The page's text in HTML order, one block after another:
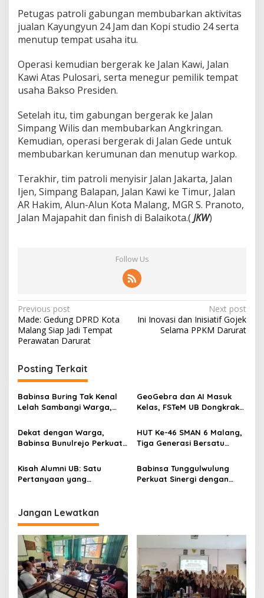
Petugas patroli gabungan membubarkan aktivitas
jualan Kayungyun 24 Jam dan Kopi studio 24 serta
menutup tempat usaha itu.
Operasi kemudian bergerak ke Jalan Kawi, Jalan
Kawi Atas Pulosari, serta menegur pemilik tempat
usaha Bakso Presiden.
Setelah itu, tim gabungan bergerak ke Jalan
Simpang Wilis dan membubarkan Angkringan.
Kemudian, operasi bergerak di Jalan Gede untuk
membubarkan kerumunan dan menutup warkop.
Terakhir, tim patroli menyisir Jalan Jakarta, Jalan
Ijen, Simpang Balapan, Jalan Kawi ke Timur, Jalan
AR Hakim, Alun-Alun Kota Malang, MGR S. Pranoto,
Jalan Majapahit dan finish di Balaikota.( JKW)
Follow Us
P
o
s
t
n
a
v
i
g
t
o
n
Previous post
Made: Gedung DPRD Kota
Malang Siap Jadi Tempat
Perawatan Darurat
Next post
Ini Inovasi dan Inisiatif Gojek
Selama PPKM Darurat
Posting Terkait
Babinsa Buring Tak Kenal
Lelah Sambangi Warga,
Jaga Kamtibmas
GeoGebra dan AI Masuk
Kelas, FSTeM UB Dongkrak
SMAN 1 Krembung
Dekat dengan Warga,
Babinsa Bunulrejo Perkuat
HUT Ke-46 SMAN 6 Malang,
Tiga Generasi Bersatu
Kebersamaan, ini Kata
Untari
Kisah Alumni UB: Satu
Pertanyaan yang
Babinsa Tunggulwulung
Perkuat Sinergi dengan
Jangan Lewatkan